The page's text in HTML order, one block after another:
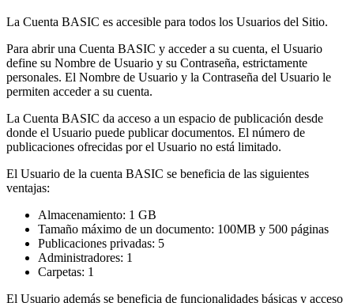
La Cuenta BASIC es accesible para todos los Usuarios del Sitio.
Para abrir una Cuenta BASIC y acceder a su cuenta, el Usuario
define su Nombre de Usuario y su Contraseña, estrictamente
personales. El Nombre de Usuario y la Contraseña del Usuario le
permiten acceder a su cuenta.
La Cuenta BASIC da acceso a un espacio de publicación desde
donde el Usuario puede publicar documentos. El número de
publicaciones ofrecidas por el Usuario no está limitado.
El Usuario de la cuenta BASIC se beneficia de las siguientes
ventajas:
Almacenamiento: 1 GB
Tamaño máximo de un documento: 100MB y 500 páginas
Publicaciones privadas: 5
Administradores: 1
Carpetas: 1
El Usuario además se beneficia de funcionalidades básicas y acceso